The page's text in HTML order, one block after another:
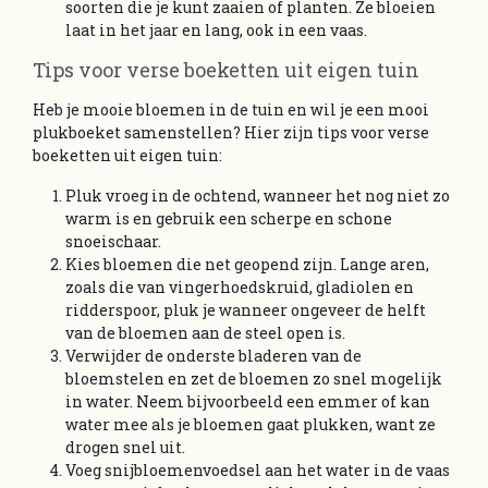
soorten die je kunt zaaien of planten. Ze bloeien
laat in het jaar en lang, ook in een vaas.
Tips voor verse boeketten uit eigen tuin
Heb je mooie bloemen in de tuin en wil je een mooi
plukboeket samenstellen? Hier zijn tips voor verse
boeketten uit eigen tuin:
Pluk vroeg in de ochtend, wanneer het nog niet zo
warm is en gebruik een scherpe en schone
snoeischaar.
Kies bloemen die net geopend zijn. Lange aren,
zoals die van vingerhoedskruid, gladiolen en
ridderspoor, pluk je wanneer ongeveer de helft
van de bloemen aan de steel open is.
Verwijder de onderste bladeren van de
bloemstelen en zet de bloemen zo snel mogelijk
in water. Neem bijvoorbeeld een emmer of kan
water mee als je bloemen gaat plukken, want ze
drogen snel uit.
Voeg snijbloemenvoedsel aan het water in de vaas